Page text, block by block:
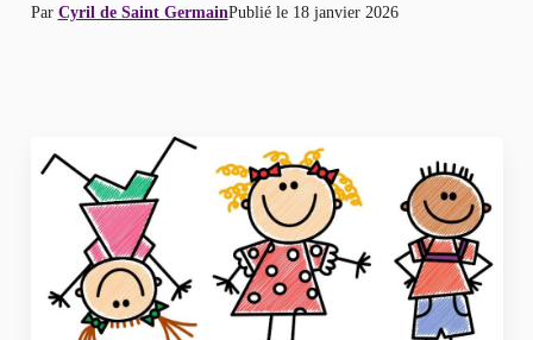
Par Cyril de Saint GermainPublié le 18 janvier 2026